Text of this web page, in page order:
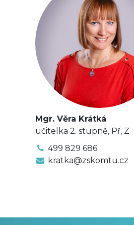
Mgr. Věra Krátká
učitelka 2. stupně, Př, Z
499 829 686
kratka@zskomtu.cz